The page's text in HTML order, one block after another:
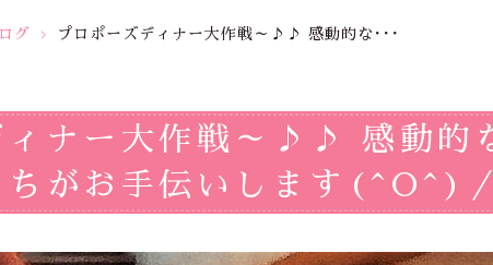
グ > プロポーズディナー大作戦～♪♪ 感動的な･･･
ィナー大作戦～♪♪ 感動的
ちがお手伝いします(^O^)／